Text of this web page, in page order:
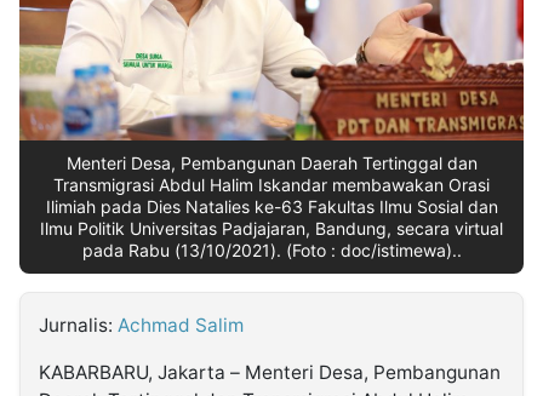
Follow
Kabarbaru
Menteri Desa, Pembangunan Daerah Tertinggal dan
Transmigrasi Abdul Halim Iskandar membawakan Orasi
Ilimiah pada Dies Natalies ke-63 Fakultas Ilmu Sosial dan
Ilmu Politik Universitas Padjajaran, Bandung, secara virtual
pada Rabu (13/10/2021). (Foto : doc/istimewa)..
Jurnalis: Achmad Salim
KABARBARU, Jakarta – Menteri Desa, Pembangunan